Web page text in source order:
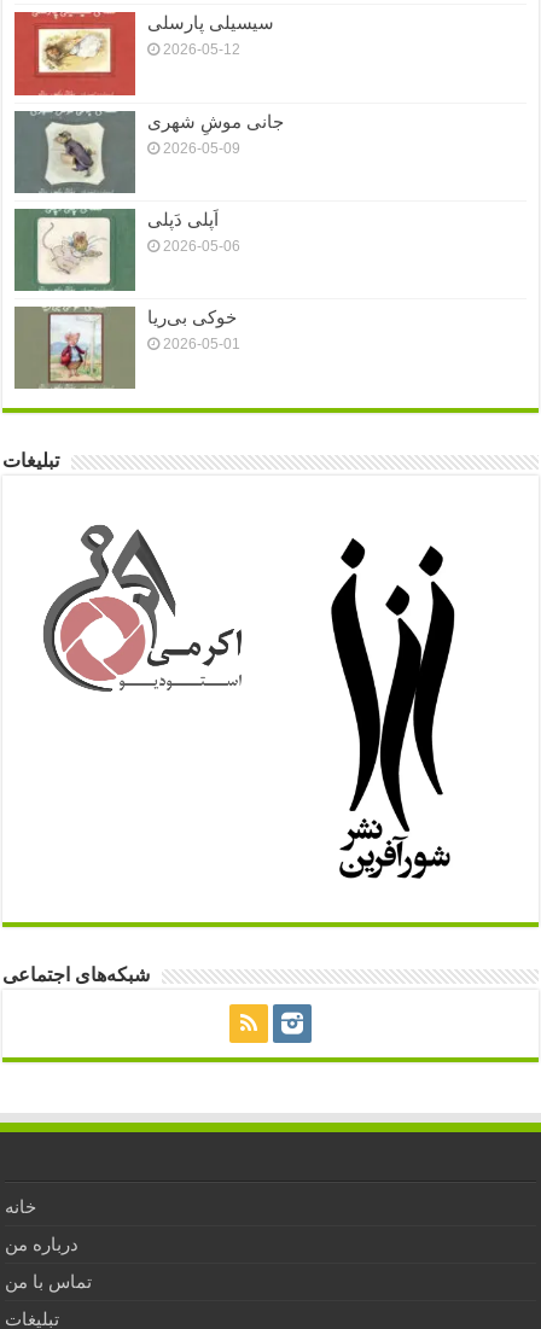
سیسیلی پارسلی
2026-05-12
جانی موشِ شهری
2026-05-09
اَپلی دَپلی
2026-05-06
خوکی بی‌ریا
2026-05-01
تبلیغات
شبکه‌های اجتماعی
خانه
درباره من
تماس با من
تبلیغات